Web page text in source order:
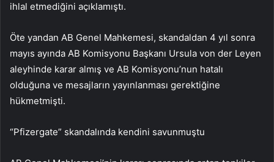
ihlal etmediğini açıklamıştı.
Öte yandan AB Genel Mahkemesi, skandaldan 4 yıl sonra
mayıs ayında AB Komisyonu Başkanı Ursula von der Leyen
aleyhinde karar almış ve AB Komisyonu’nun hatalı
olduğuna ve mesajların yayınlanması gerektiğine
hükmetmişti.
“Pfizergate” skandalında kendini savunmuştu